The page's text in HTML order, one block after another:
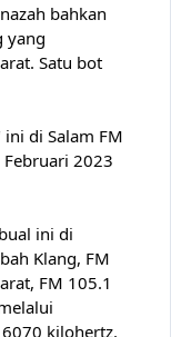
bahkan
yang
Satu bot
di Salam FM
Februari 2023
ini di
Klang, FM
6070 kilohertz.